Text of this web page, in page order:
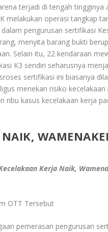
terjadi di tengah
melakukan operasi tangkap
pengurusan sertifikasi
menyita barang bukti
Selain itu, 22 kendaraan
K3 sendiri seharusnya
sertifikasi ini biasanya
menekan risiko
ribu kasus kecelakaan kerja
Kerja Naik,
OTT Tersebut
pemerasan pengurusan